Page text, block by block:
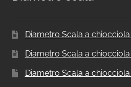
Diametro Scala a
Diametro Scala a
Diametro Scala a